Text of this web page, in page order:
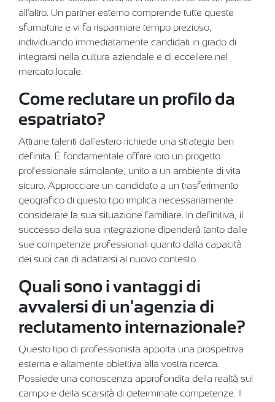
all'altro. Un partner esterno comprende tutte queste
sfumature e vi fa risparmiare tempo prezioso,
individuando immediatamente candidati in grado di
integrarsi nella cultura aziendale e di eccellere nel
mercato locale.
Come reclutare un profilo da
espatriato?
Attrarre talenti dall'estero richiede una strategia ben
definita. È fondamentale offrire loro un progetto
professionale stimolante, unito a un ambiente di vita
sicuro. Approcciare un candidato a un trasferimento
geografico di questo tipo implica necessariamente
considerare la sua situazione familiare. In definitiva, il
successo della sua integrazione dipenderà tanto dalle
sue competenze professionali quanto dalla capacità
dei suoi cari di adattarsi al nuovo contesto.
Quali sono i vantaggi di
avvalersi di un'agenzia di
reclutamento internazionale?
Questo tipo di professionista apporta una prospettiva
esterna e altamente obiettiva alla vostra ricerca.
Possiede una conoscenza approfondita della realtà sul
campo e della scarsità di determinate competenze. Il